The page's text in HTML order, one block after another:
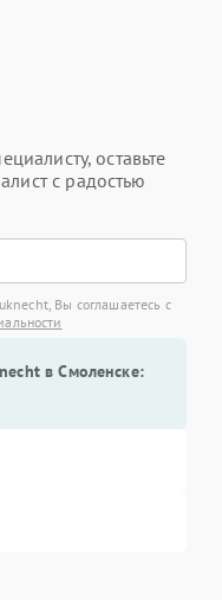
оставьте
с радостью
Вы соглашаетесь с
в Смоленске: